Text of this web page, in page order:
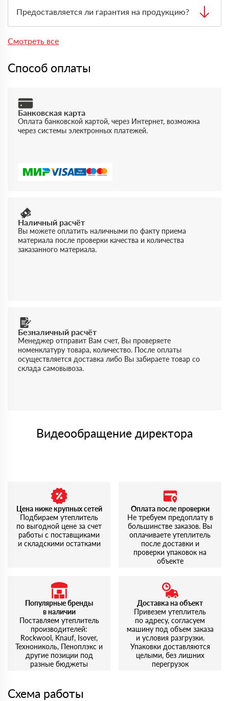
оформить заявку через менеджера, чтобы товар
подготовили к выдаче.
Предоставляется ли гарантия на продукцию?
запросу предоставляются документы, подтверждающие
Смотреть все
Способ оплаты
Банковская карта
Оплата банковской картой, через Интернет, возможна
через системы электронных платежей.
Наличный расчёт
Вы можете оплатить наличными по факту приема
материала после проверки качества и количества
заказанного материала.
Безналичный расчёт
Менеджер отправит Вам счет, Вы проверяете
номенклатуру товара, количество. После оплаты
осуществляется доставка либо Вы забираете товар со
склада самовывоза.
Видеообращение директора
Цена ниже крупных сетей
Подбираем утеплитель
по выгодной цене за счет
работы с поставщиками
и складскими остатками
Оплата после проверки
Не требуем предоплату в
большинстве заказов. Вы
оплачиваете утеплитель
после доставки и
проверки упаковок на
объекте
Популярные бренды
в наличии
Поставляем утеплитель
производителей:
Rockwool, Knauf, Isover,
Технониколь, Пеноплэкс и
другие позиции под
разные бюджеты
Доставка на объект
Привезем утеплитель
по адресу, согласуем
машину под объем заказа
и условия разгрузки.
Упаковки доставляются
целыми, без лишних
перегрузок
Схема работы